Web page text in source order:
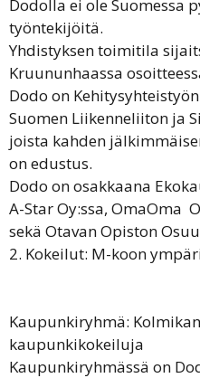
Dodolla ei ole Suomessa
työntekijöitä.
Yhdistyksen toimitila
Kruununhaassa
Dodo on
Suomen Liikenneliiton ja
joista kahden
on edustus.
Dodo on osakkaana
A-Star Oy:ssa, OmaOma
sekä Otavan Opiston
2. Kokeilut: M-koon
Kaupunkiryhmä:
kaupunkikokeiluja
Kaupunkiryhmässä on